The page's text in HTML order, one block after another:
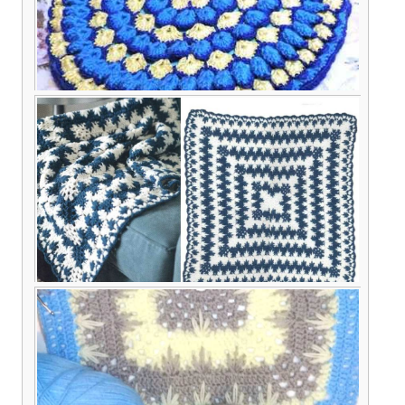
Как связать круглую подушку из остатков пряжи
— описание вязания крючком
Интересная и простая схема для вязания
крючком одеяла или пледа от центра